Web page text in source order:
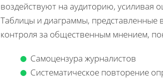
воздействуют на аудиторию, усиливая
Таблицы и диаграммы, представленные
контроля за общественным мнением,
Самоцензура журналистов
Систематическое повторение